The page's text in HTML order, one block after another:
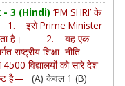
- 3 (Hindi) ‘PM SHRI’ के
1. इसे Prime Minister
जाता है। 2. यह एक
शिक्षा–नीति
विद्यालयों को सारे देश
है— (A) केवल 1 (B)